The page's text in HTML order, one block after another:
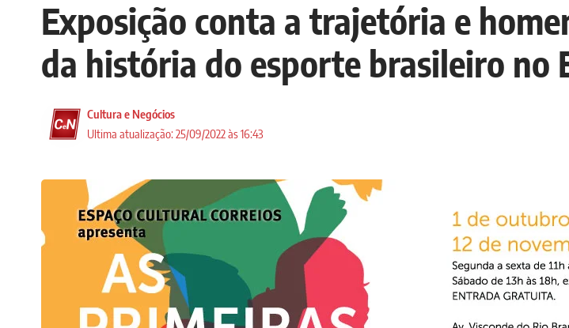
Exposição conta a trajetória e
da história do esporte brasileiro no
Ultima atualização: 25/09/2022 às 16:43
Cultura e Negócios